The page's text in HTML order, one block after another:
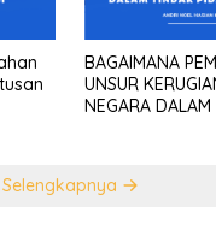
BAGAIMANA
UNSUR
NEGARA
Selengkapnya